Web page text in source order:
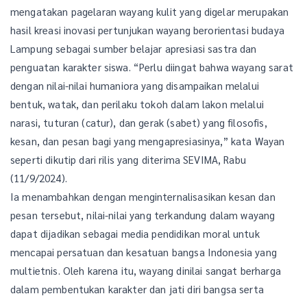
mengatakan pagelaran wayang kulit yang digelar merupakan
hasil kreasi inovasi pertunjukan wayang berorientasi budaya
Lampung sebagai sumber belajar apresiasi sastra dan
penguatan karakter siswa. “Perlu diingat bahwa wayang sarat
dengan nilai-nilai humaniora yang disampaikan melalui
bentuk, watak, dan perilaku tokoh dalam lakon melalui
narasi, tuturan (catur), dan gerak (sabet) yang filosofis,
kesan, dan pesan bagi yang mengapresiasinya,” kata Wayan
seperti dikutip dari rilis yang diterima SEVIMA, Rabu
(11/9/2024).
Ia menambahkan dengan menginternalisasikan kesan dan
pesan tersebut, nilai-nilai yang terkandung dalam wayang
dapat dijadikan sebagai media pendidikan moral untuk
mencapai persatuan dan kesatuan bangsa Indonesia yang
multietnis. Oleh karena itu, wayang dinilai sangat berharga
dalam pembentukan karakter dan jati diri bangsa serta